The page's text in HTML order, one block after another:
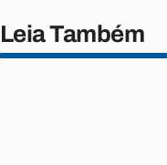
Leia Também